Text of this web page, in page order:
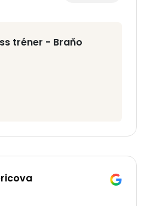
tréner - Braňo